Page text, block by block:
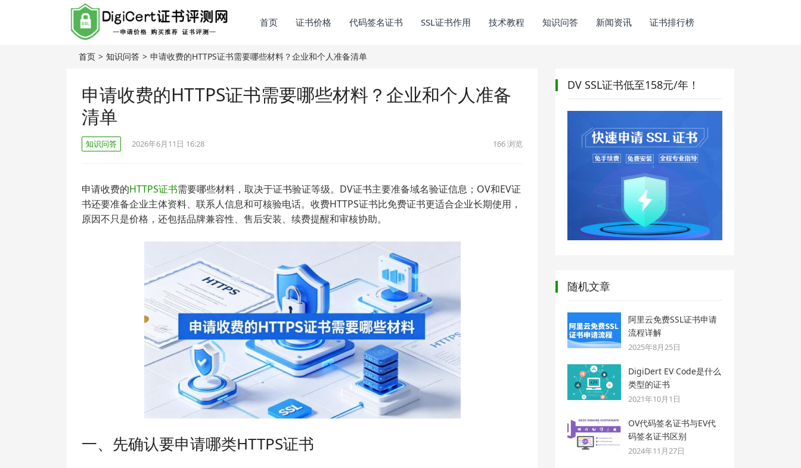
首页 证书价格 代码签名证书 SSL证书作用 技术教程 知识问答 新闻资讯 证书排行榜
首页 > 知识问答 > 申请收费的HTTPS证书需要哪些材料？企业和个人准备清单
申请收费的HTTPS证书需要哪些材料？企业和个人准备
清单
知识问答 2026年6月11日 16:28 166浏览
申请收费的HTTPS证书需要哪些材料，取决于证书验证等级。DV证书主要准备域名验证信息；OV和EV证
书还要准备企业主体资料、联系人信息和可核验电话。收费HTTPS证书比免费证书更适合企业长期使用，
原因不只是价格，还包括品牌兼容性、售后安装、续费提醒和审核协助。
一、先确认要申请哪类HTTPS证书
DV SSL证书低至158元/年！
随机文章
阿里云免费SSL证书申请
流程详解
2025年8月25日
DigiDert EV Code是什么
类型的证书
2021年10月1日
OV代码签名证书与EV代
码签名证书区别
2024年11月27日